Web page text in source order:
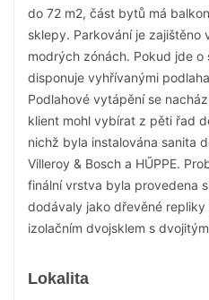
do 72 m2, část bytů má
sklepy. Parkování je zajištěno
modrých zónách. Pokud jde
disponuje vyhřívanými
Podlahové vytápění se
klient mohl vybírat z pěti řad
nichž byla instalována sanita
Villeroy & Bosch a HŰPPE.
finální vrstva byla provedena
dodávaly jako dřevěné
izolačním dvojsklem s
Lokalita